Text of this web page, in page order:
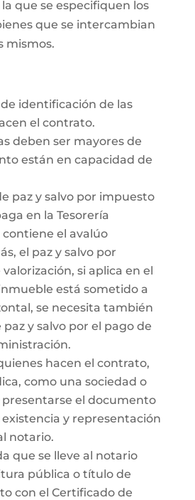
que se especifiquen los
que se intercambian
mismos.
identificación de las
el contrato.
deben ser mayores de
están en capacidad de
paz y salvo por impuesto
en la Tesorería
el avalúo
el paz y salvo por
si aplica en el
está sometido a
se necesita también
y salvo por el pago de
hacen el contrato,
como una sociedad o
el documento
y representación
notario.
que se lleve al notario
pública o título de
con el Certificado de